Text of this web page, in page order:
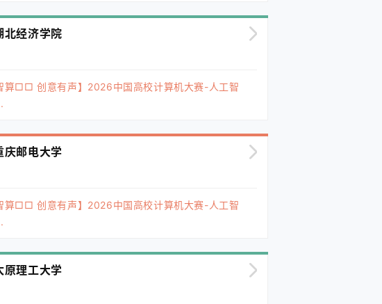
北经济学院
算□□ 创意有声】2026中国高校计算机大赛-人工智
庆邮电大学
算□□ 创意有声】2026中国高校计算机大赛-人工智
原理工大学